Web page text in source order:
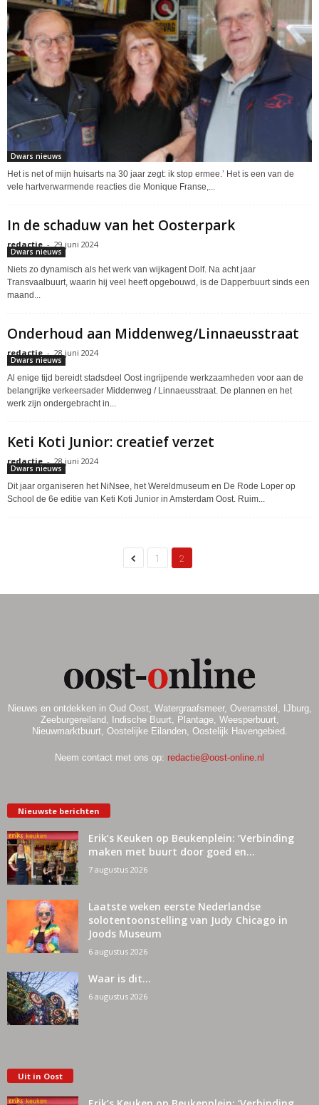
Dwars nieuws
Het is net of mijn huisarts na 30 jaar zegt: ik stop ermee.’ Het is een van de
vele hartverwarmende reacties die Monique Franse,...
In de schaduw van het Oosterpark
redactie - 29 juni 2024
Dwars nieuws
Niets zo dynamisch als het werk van wijkagent Dolf. Na acht jaar
Transvaalbuurt, waarin hij veel heeft opgebouwd, is de Dapperbuurt sinds een
maand...
Onderhoud aan Middenweg/Linnaeusstraat
redactie - 28 juni 2024
Dwars nieuws
Al enige tijd bereidt stadsdeel Oost ingrijpende werkzaamheden voor aan de
belangrijke verkeersader Middenweg / Linnaeusstraat. De plannen en het
werk zijn ondergebracht in...
Keti Koti Junior: creatief verzet
redactie - 28 juni 2024
Dwars nieuws
Dit jaar organiseren het NiNsee, het Wereldmuseum en De Rode Loper op
School de 6e editie van Keti Koti Junior in Amsterdam Oost. Ruim...
1 2
Nieuws en ontdekken in Oud Oost, Watergraafsmeer, Overamstel, IJburg,
Zeeburgereiland, Indische Buurt, Plantage, Weesperbuurt,
Nieuwmarktbuurt, Oostelijke Eilanden, Oostelijk Havengebied.
Neem contact met ons op: redactie@oost-online.nl
Nieuwste berichten
Erik’s Keuken op Beukenplein: ‘Verbinding
maken met buurt door goed en...
7 augustus 2026
Laatste weken eerste Nederlandse
solotentoonstelling van Judy Chicago in
Joods Museum
6 augustus 2026
Waar is dit…
6 augustus 2026
Uit in Oost